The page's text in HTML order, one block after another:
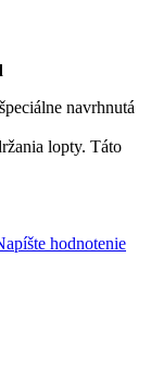
navrhnutá
lopty. Táto
hodnotenie